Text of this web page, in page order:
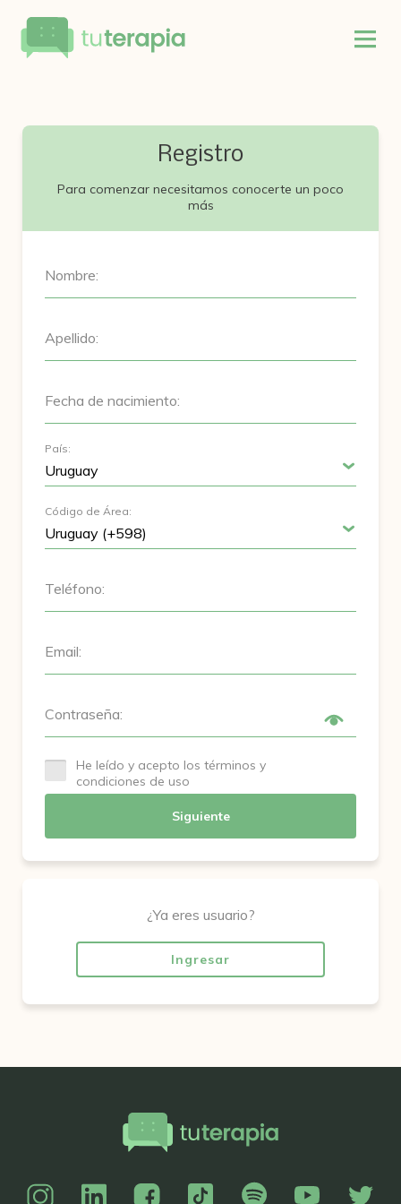
Registro
Para comenzar necesitamos conocerte un poco
más
Nombre:
Apellido:
Fecha de nacimiento:
País:
Código de Área:
Teléfono:
Email:
Contraseña:
He leído y acepto los términos y
condiciones de uso
Siguiente
¿Ya eres usuario?
Ingresar